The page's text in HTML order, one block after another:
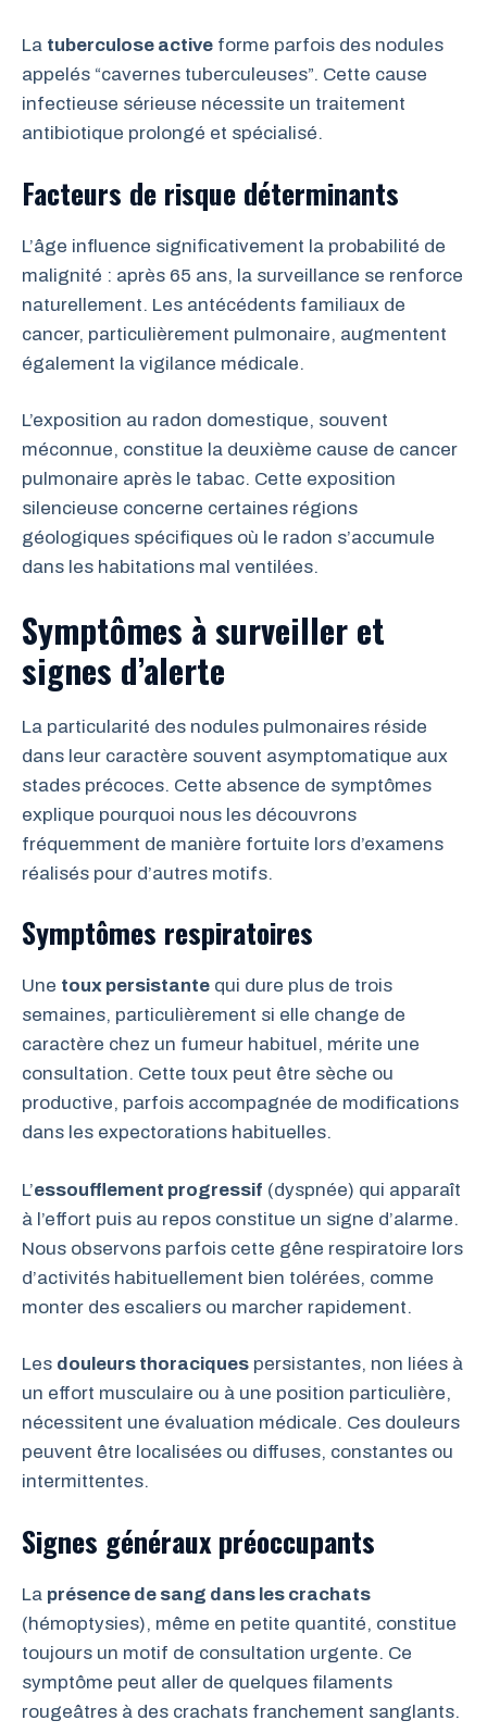
La tuberculose active forme parfois des nodules
appelés “cavernes tuberculeuses”. Cette cause
infectieuse sérieuse nécessite un traitement
antibiotique prolongé et spécialisé.
Facteurs de risque déterminants
L’âge influence significativement la probabilité de
malignité : après 65 ans, la surveillance se renforce
naturellement. Les antécédents familiaux de
cancer, particulièrement pulmonaire, augmentent
également la vigilance médicale.
L’exposition au radon domestique, souvent
méconnue, constitue la deuxième cause de cancer
pulmonaire après le tabac. Cette exposition
silencieuse concerne certaines régions
géologiques spécifiques où le radon s’accumule
dans les habitations mal ventilées.
Symptômes à surveiller et
signes d’alerte
La particularité des nodules pulmonaires réside
dans leur caractère souvent asymptomatique aux
stades précoces. Cette absence de symptômes
explique pourquoi nous les découvrons
fréquemment de manière fortuite lors d’examens
réalisés pour d’autres motifs.
Symptômes respiratoires
Une toux persistante qui dure plus de trois
semaines, particulièrement si elle change de
caractère chez un fumeur habituel, mérite une
consultation. Cette toux peut être sèche ou
productive, parfois accompagnée de modifications
dans les expectorations habituelles.
L’essoufflement progressif (dyspnée) qui apparaît
à l’effort puis au repos constitue un signe d’alarme.
Nous observons parfois cette gêne respiratoire lors
d’activités habituellement bien tolérées, comme
monter des escaliers ou marcher rapidement.
Les douleurs thoraciques persistantes, non liées à
un effort musculaire ou à une position particulière,
nécessitent une évaluation médicale. Ces douleurs
peuvent être localisées ou diffuses, constantes ou
intermittentes.
Signes généraux préoccupants
La présence de sang dans les crachats
(hémoptysies), même en petite quantité, constitue
toujours un motif de consultation urgente. Ce
symptôme peut aller de quelques filaments
rougeâtres à des crachats franchement sanglants.